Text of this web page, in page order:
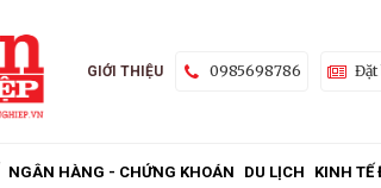
GIỚI THIỆU 0985698786 Đặt
NGÂN HÀNG - CHỨNG KHOÁN DU LỊCH KINH TẾ